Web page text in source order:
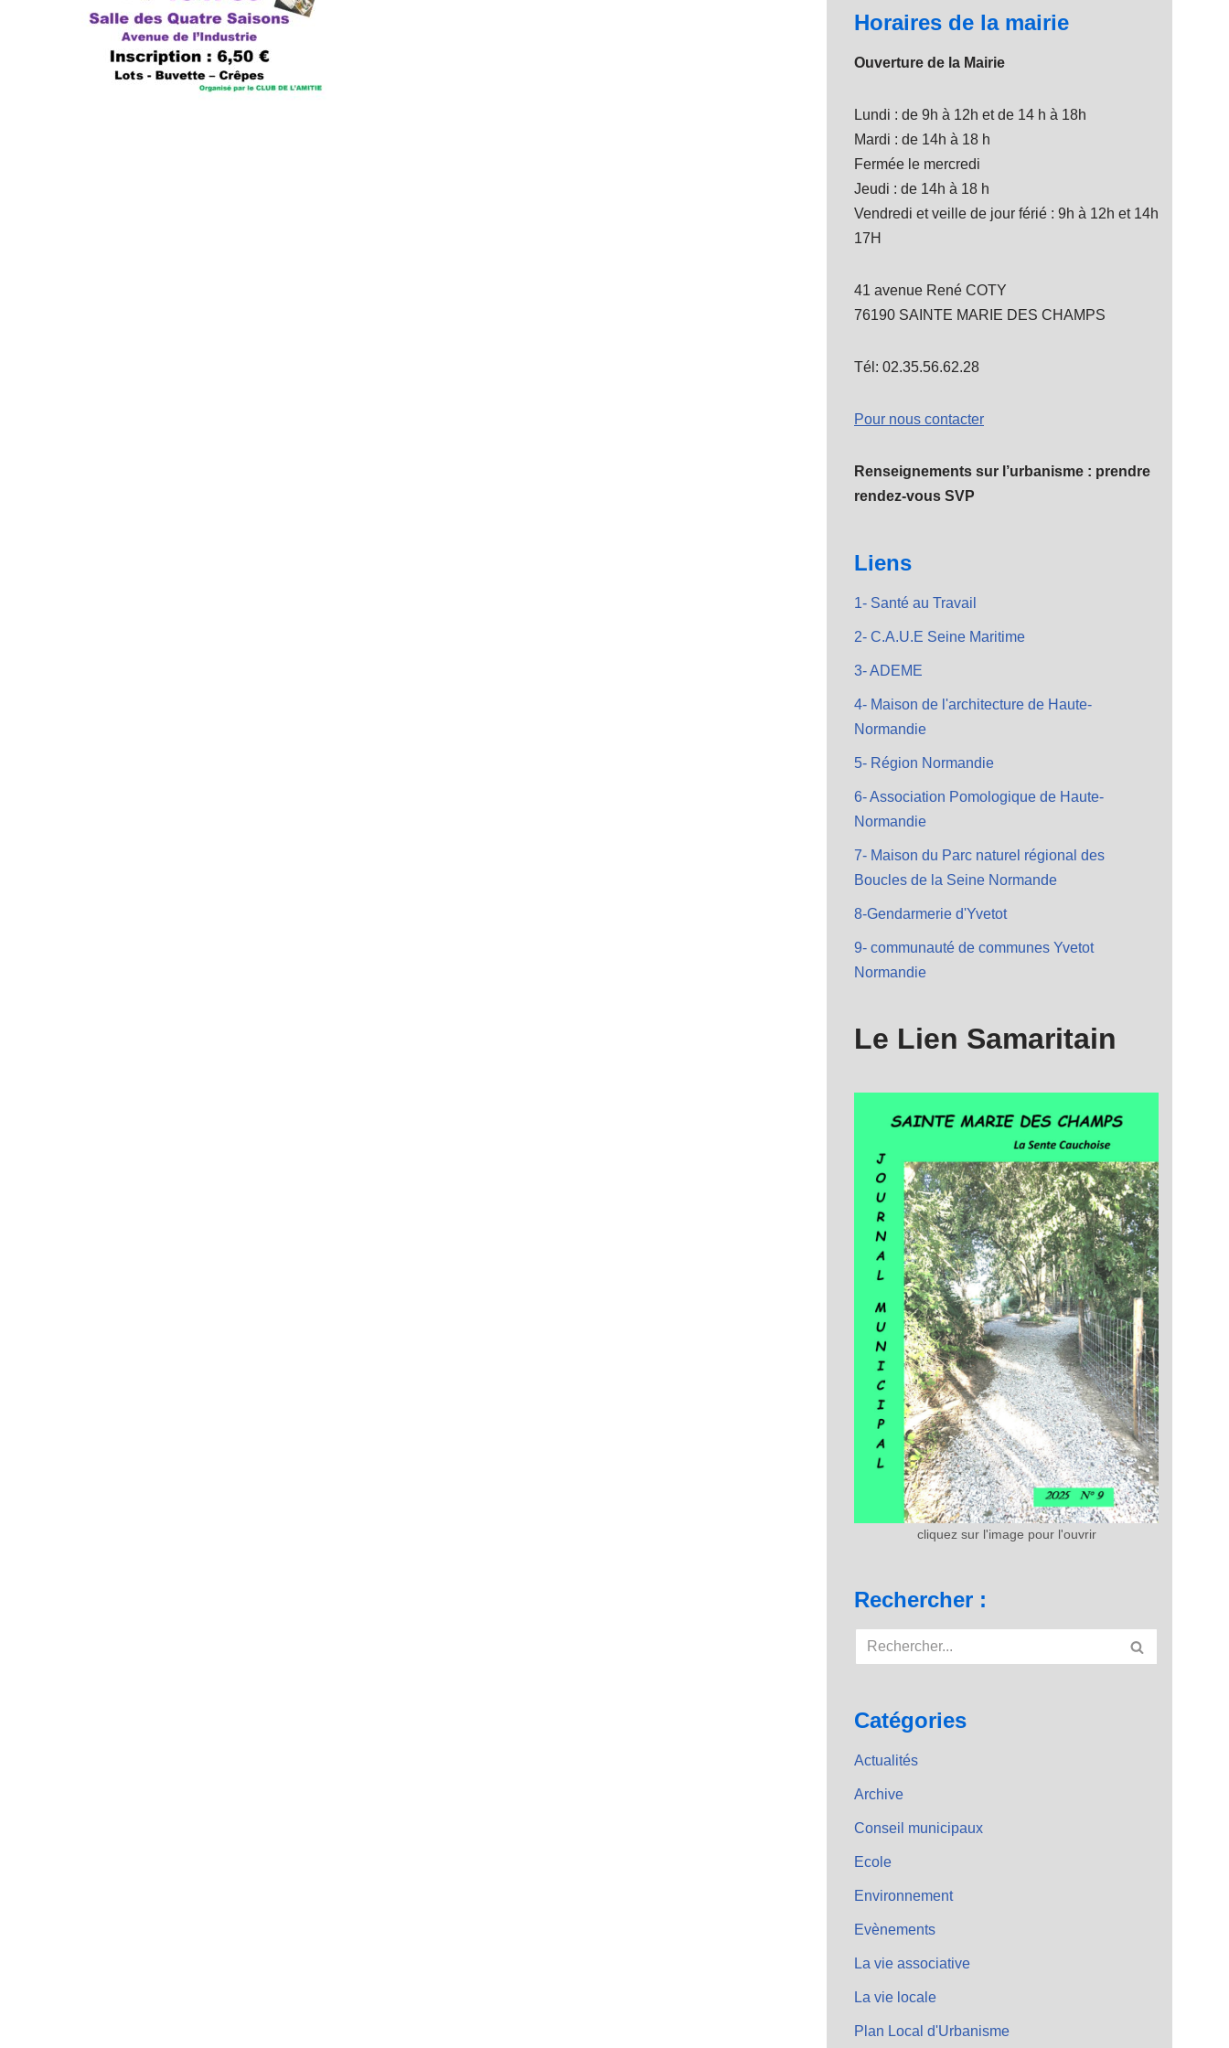
Horaires de la mairie
Ouverture de la Mairie
Lundi : de 9h à 12h et de 14 h à 18h
Mardi : de 14h à 18 h
Fermée le mercredi
Jeudi : de 14h à 18 h
Vendredi et veille de jour férié : 9h à 12h et 14h
17H
41 avenue René COTY
76190 SAINTE MARIE DES CHAMPS
Tél: 02.35.56.62.28
Pour nous contacter
Renseignements sur l’urbanisme : prendre
rendez-vous SVP
Liens
1- Santé au Travail
2- C.A.U.E Seine Maritime
3- ADEME
4- Maison de l'architecture de Haute-
Normandie
5- Région Normandie
6- Association Pomologique de Haute-
Normandie
7- Maison du Parc naturel régional des
Boucles de la Seine Normande
8-Gendarmerie d'Yvetot
9- communauté de communes Yvetot
Normandie
Le Lien Samaritain
cliquez sur l'image pour l'ouvrir
Rechercher :
Catégories
Actualités
Archive
Conseil municipaux
Ecole
Environnement
Evènements
La vie associative
La vie locale
Plan Local d'Urbanisme